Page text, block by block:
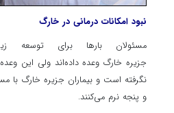
نبود امکانات درمانی در خارگ
مسئولان بارها برای توسعه
جزیره خارگوعده داده‌اند ولی این
نگرفته است و بیماران جزیره خارگ با
و پنجه نرم می‌کنند.